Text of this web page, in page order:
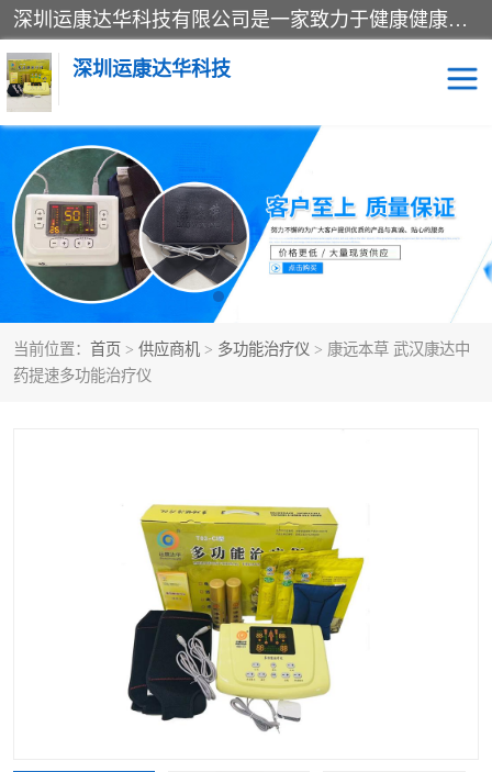
深圳运康达华科技有限公司是一家致力于健康健康产业的现代化企业，已经走过了15个春秋，开创了中医外用发展的新未来，是专业从事中医医疗仪器的研发、生产、销售、服务为一体的子公司，在医疗器械的设计、开发和生产方面率先引进国际先进技术和好的科技人员，先后开发出了场效应治疗仪、多功能治疗仪、颈椎治疗仪、腰椎治疗仪、增效垫等多个系列。
深圳运康达华科技
当前位置： 首页 > 供应商机 > 多功能治疗仪 > 康远本草 武汉康达中
药提速多功能治疗仪
多功能治疗仪 中药提速
中低频治疗仪 脉冲治疗仪
**腺治疗仪